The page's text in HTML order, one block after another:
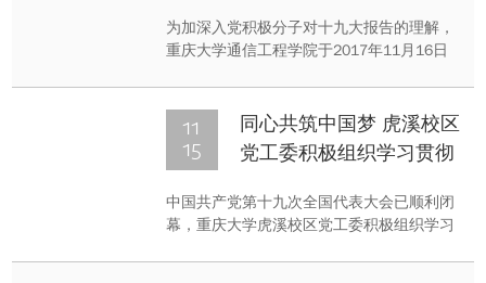
为加深入党积极分子对十九大报告的理解，
重庆大学通信工程学院于2017年11月16日
共有本科2016级22名入党积极分子参加交流
学习。
11
15
同心共筑中国梦 虎溪校区
党工委积极组织学习贯彻
中国共产党第十九次全国代表大会已顺利闭
幕，重庆大学虎溪校区党工委积极组织学习